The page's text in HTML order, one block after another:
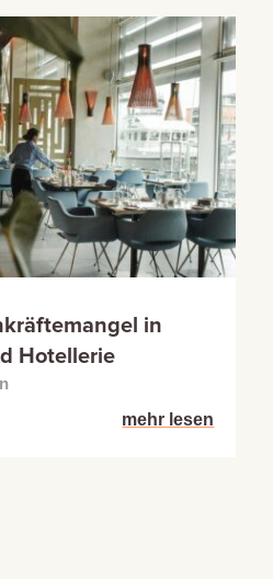
in
Hotellerie
mehr lesen